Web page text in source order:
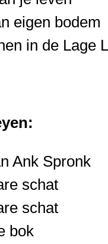
eigen bodem
in de Lage
Ank Spronk
schat
schat
bok